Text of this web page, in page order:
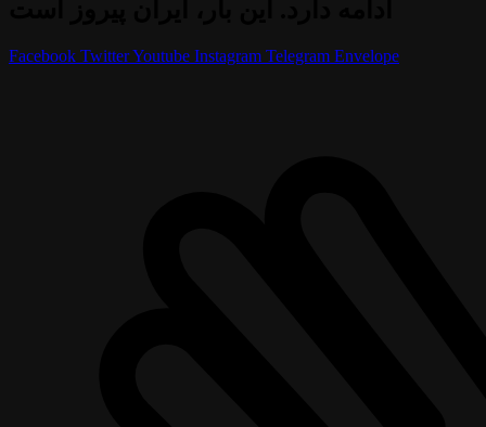
Facebook TwitterYoutube Instagram Telegram Envelope